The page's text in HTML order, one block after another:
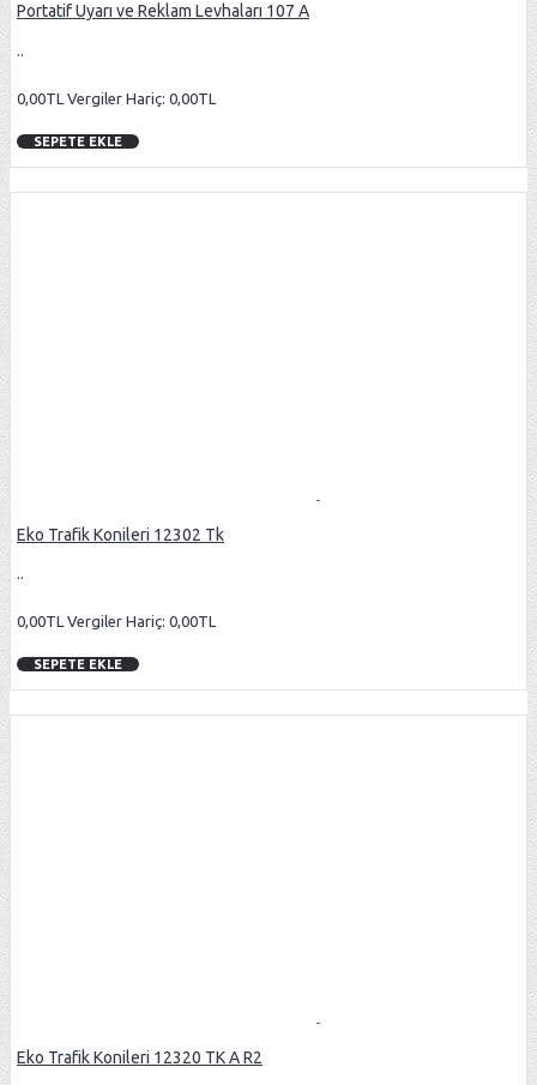
Portatif Uyarı ve Reklam Levhaları 107 A
0,00TL Vergiler Hariç: 0,00TL
SEPETE EKLE
Eko Trafik Konileri 12302 Tk
..
0,00TL Vergiler Hariç: 0,00TL
SEPETE EKLE
Eko Trafik Konileri 12320 TK A R2